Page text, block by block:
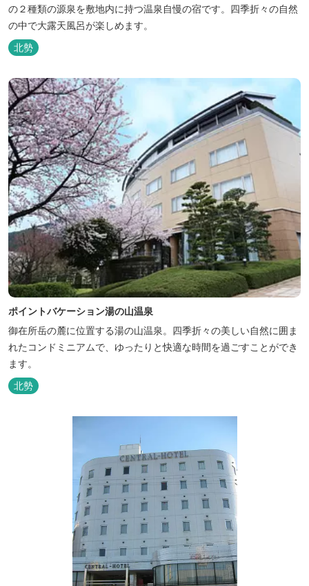
の２種類の源泉を敷地内に持つ温泉自慢の宿です。四季折々の自然
の中で大露天風呂が楽しめます。
北勢
ポイントバケーション湯の山温泉
御在所岳の麓に位置する湯の山温泉。四季折々の美しい自然に囲ま
れたコンドミニアムで、ゆったりと快適な時間を過ごすことができ
ます。
北勢